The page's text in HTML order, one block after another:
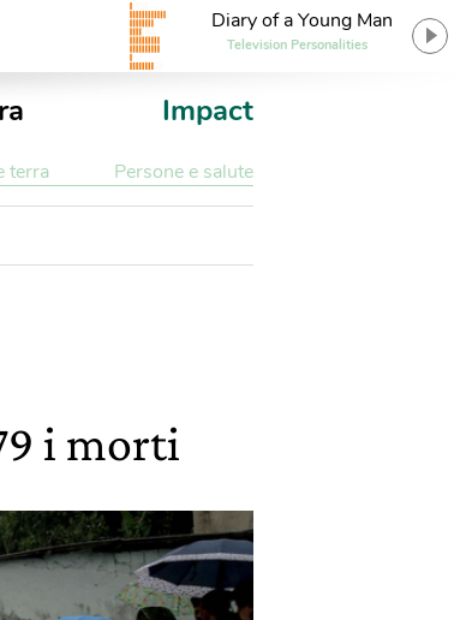
Diary of a Young Man
Television Personalities
Impact
terra Persone e salute
i morti